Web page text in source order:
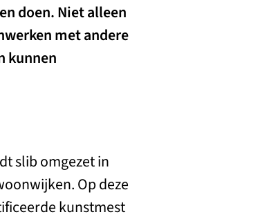
doen. Niet alleen
met andere
kunnen
slib omgezet in
Op deze
kunstmest